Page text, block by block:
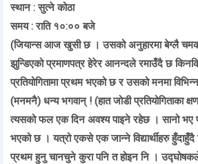
स्थान : सुत्ने कोठा
समय : राति १०:०० बजे
(जियान्स आज खुसी छ । उसको अनुहारमा बेग्लै चमक
झुन्डिएको प्रमाणपत्र हेरेर आनन्दले रमाउँदै छ किनकि
प्रतियोगितामा प्रथम भएको छ र उसको मनमा
(मनमनै) धन्य भगवान् ! (हात जोडी प्रतियोगिताका
त्यसको फल एक दिन अवश्य पाइने रहेछ । सानो भए
भएको छ । यत्रो एकसे एक जान्ने विद्यार्थीहरु हुँदाहुँदै
प्रथम हुनु चानचुने कुरा पनि त होइन नि ।